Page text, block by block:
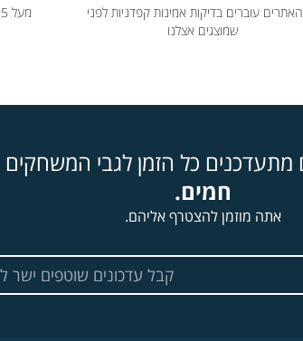
עוברים בדיקות אמינות קפדניות לפני
שמוצגים אצלנו
מתעדכנים כל הזמן לגבי המשחקים
חמים.
אתה מוזמן להצטרף אליהם.